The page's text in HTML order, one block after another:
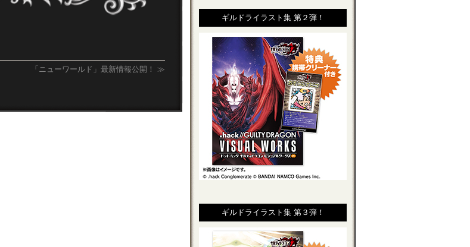
「ニューワールド」最新情報公開！ ≫
ギルドライラスト集 第２弾！
ギルドライラスト集 第３弾！